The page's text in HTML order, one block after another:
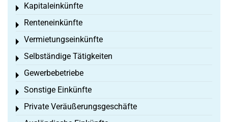
Kapitaleinkünfte
Toggle menu
Renteneinkünfte
Toggle menu
Vermietungseinkünfte
Toggle menu
Selbständige Tätigkeiten
Toggle menu
Gewerbebetriebe
Toggle menu
Sonstige Einkünfte
Toggle menu
Private Veräußerungsgeschäfte
Toggle menu